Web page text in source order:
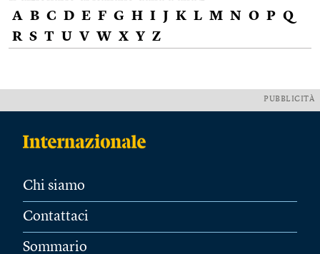
A B C D E F G H I J K L M N O P Q
R S T U V W X Y Z
PUBBLICITÀ
Chi siamo
Contattaci
Sommario